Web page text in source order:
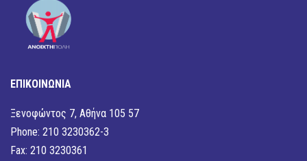
ΕΠΙΚΟΙΝΩΝΙΑ
Ξενοφώντος 7, Αθήνα 105 57
Phone: 210 3230362-3
Fax: 210 3230361